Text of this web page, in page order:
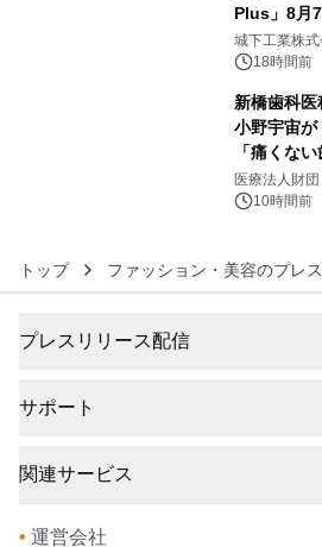
Plus」8月
ーブル1本
ぐっと豊か
城下工業株式
18時間前
新橋歯科
小野宇宙が
「痛くな
療計画」を
医療法人財
10時間前
トップ ファッション・美容のプレ
プレスリリース配信
サポート
関連サービス
• 運営会社